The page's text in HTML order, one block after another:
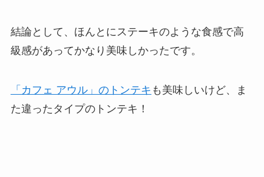
結論として、ほんとにステーキのような食感で高
級感があってかなり美味しかったです。
「カフェ アウル」のトンテキ も美味しいけど、ま
た違ったタイプのトンテキ！